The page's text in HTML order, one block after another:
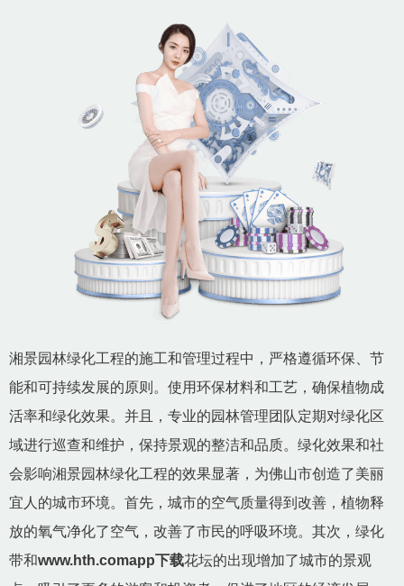
湘景园林绿化工程的施工和管理过程中，严格遵循环保、节
能和可持续发展的原则。使用环保材料和工艺，确保植物成
活率和绿化效果。并且，专业的园林管理团队定期对绿化区
域进行巡查和维护，保持景观的整洁和品质。绿化效果和社
会影响湘景园林绿化工程的效果显著，为佛山市创造了美丽
宜人的城市环境。首先，城市的空气质量得到改善，植物释
放的氧气净化了空气，改善了市民的呼吸环境。其次，绿化
带和www.hth.comapp下载花坛的出现增加了城市的景观